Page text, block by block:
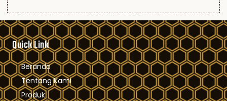
Quick Link
Beranda
Tentang Kami
Produk